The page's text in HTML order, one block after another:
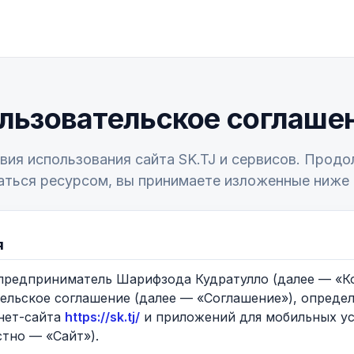
использования сайта SK.TJ и сервисов.
ресурсом, вы принимаете изложенные ниже
Шарифзода Кудратулло (далее —
соглашение (далее — «Соглашение»),
сайта https://sk.tj/ и приложений для мобильных
— «Сайт»).